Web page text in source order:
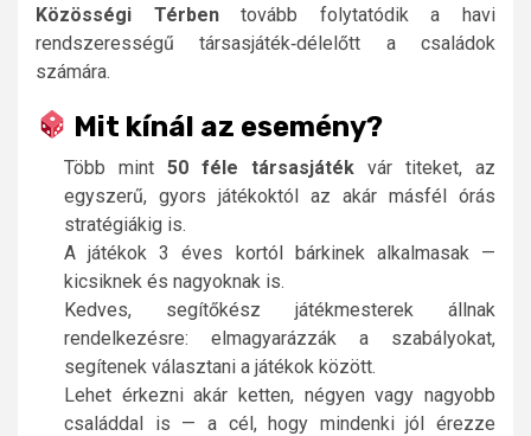
Közösségi Térbentovább folytatódik a havi
rendszerességű társasjáték‑délelőtt a családok
számára.
Mit kínál az esemény?
Több mint 50 féle társasjáték vár titeket, az
egyszerű, gyors játékoktól az akár másfél órás
stratégiákig is.
A játékok 3 éves kortól bárkinek alkalmasak —
kicsiknek és nagyoknak is.
Kedves, segítőkész játékmesterek állnak
rendelkezésre: elmagyarázzák a szabályokat,
segítenek választani a játékok között.
Lehet érkezni akár ketten, négyen vagy nagyobb
családdal is — a cél, hogy mindenki jól érezze